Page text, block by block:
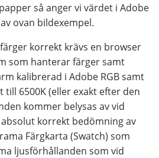
så anger vi värdet i Adobe
ovan bildexempel.
korrekt krävs en browser
som hanterar färger samt
kalibrerad i Adobe RGB samt
6500K (eller exakt efter den
kommer belysas av vid
korrekt bedömning av
Färgkarta (Swatch) som
ljusförhållanden som vid